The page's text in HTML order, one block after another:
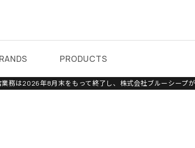
PRODUCTS
務は2026年8月末をもって終了し、株式会社ブルーシープが